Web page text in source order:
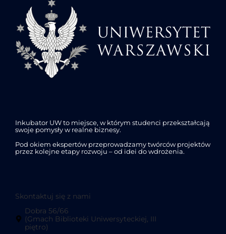
Inkubator UW to miejsce, w którym studenci przekształcają
swoje pomysły w realne biznesy.
Pod okiem ekspertów przeprowadzamy twórców projektów
przez kolejne etapy rozwoju – od idei do wdrożenia.
Skontaktuj się z nami
Dobra 56/66
(Gmach Biblioteki Uniwersyteckiej, III
piętro)